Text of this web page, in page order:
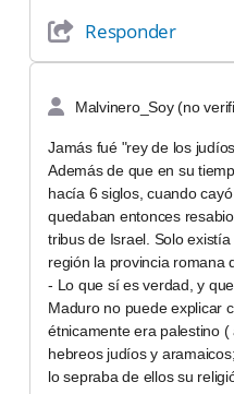
Responder
Malvinero_Soy (no
Jamás fué "rey de los
Además de que en su
hacía 6 siglos, cuando
quedaban entonces
tribus de Israel. Solo existía hace 200o años en la dicha
región la provincia romana
- Lo que sí es verdad, y
Maduro no puede explicar
étnicamente era palestino
hebreos judíos y
lo sepraba de ellos su